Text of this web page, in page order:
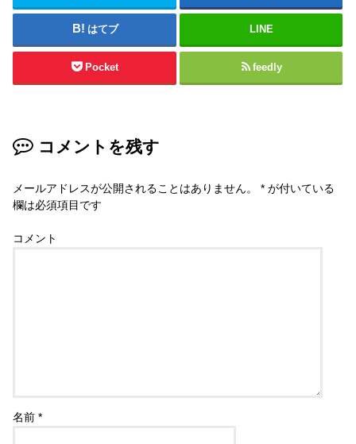
はてブ LINE
Pocket feedly
コメントを残す
メールアドレスが公開されることはありません。 * が付いている
欄は必須項目です
コメント
名前*